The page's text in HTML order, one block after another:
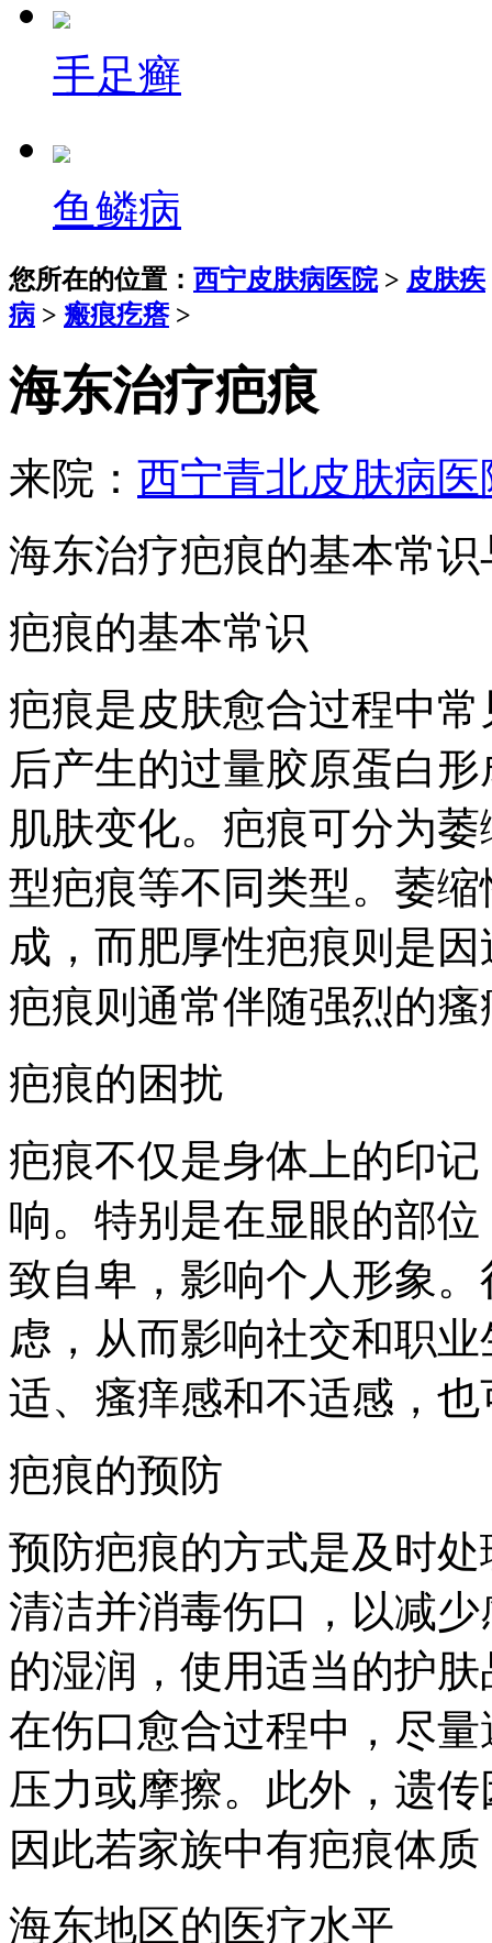
手足癣
鱼鳞病
您所在的位置： 西宁皮肤病医院> 皮肤疾
病 > 瘢痕疙瘩>
海东治疗疤痕
来院： 西宁青北皮肤病医
海东治疗疤痕的基本常
疤痕的基本常识
疤痕是皮肤愈合过程中
后产生的过量胶原蛋白
肌肤变化。疤痕可分为
型疤痕等不同类型。萎
成，而肥厚性疤痕则是
疤痕则通常伴随强烈的
疤痕的困扰
疤痕不仅是身体上的印
响。特别是在显眼的部
致自卑，影响个人形象
虑，从而影响社交和职
适、瘙痒感和不适感，
疤痕的预防
预防疤痕的方式是及时
清洁并消毒伤口，以减
的湿润，使用适当的护
在伤口愈合过程中，尽
压力或摩擦。此外，遗
因此若家族中有疤痕体
海东地区的医疗水平